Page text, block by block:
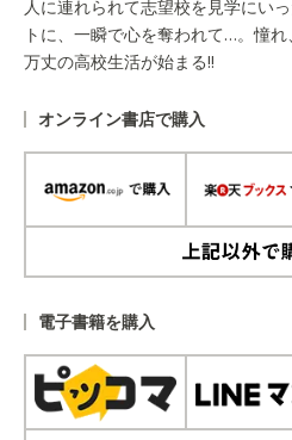
人に連れられて志望校を見学にい
トに、一瞬で心を奪われて…。憧
万丈の高校生活が始まる!!
オンライン書店で購入
電子書籍を購入